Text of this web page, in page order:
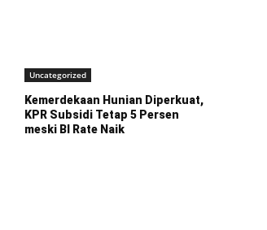
Uncategorized
Kemerdekaan Hunian Diperkuat,
KPR Subsidi Tetap 5 Persen
meski BI Rate Naik